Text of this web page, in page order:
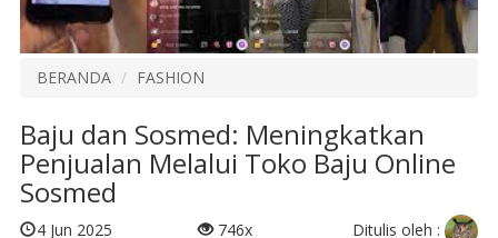
BERANDA FASHION
Baju dan Sosmed: Meningkatkan
Penjualan Melalui Toko Baju Online
Sosmed
4 Jun 2025 746x Ditulis oleh :